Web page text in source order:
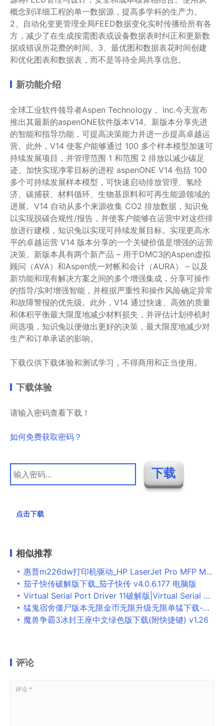
概念到详细工程的单一数据源，提高多学科的生产力。
2、自动化变更管理全局FEED数据变化实时传播给所有各
方，减少了在生成按需图表或设备数据表时纠正和更新数
据或错误所花费的时间。3、最优图和数据表花时间创建
和优化图表和数据表，而不是等待全局共享信息。
新功能介绍
全球工业软件领导者Aspen Technology， Inc.今天宣布
推出其最新的aspenONE软件版本V14。新版本分享先进
的智能和指导功能，可提高决策能力并进一步提高卓越运
营。此外，V14 使客户能够通过 100 多个样本模型加速可
持续发展项目，并管理范围 1 和范围 2 排放以减少碳足
迹。加快实现净零目标的进程 aspenONE V14 包括 100
多个可持续发展样本模型，可快速启动排放管理、氢经
济、碳捕获、材料循环、生物基原料和可再生能源领域的
进展。V14 自动从多个来源收集 CO2 排放数据，知识兔
以实现脱碳合规性/报告，并使客户能够在运营中对这些排
放进行建模，知识兔以实现可持续发展目标。实现更高水
平的卓越运营 V14 版本分享的一个关键价值是增强的运营
决策。新版本具有两个新产品 – 用于DMC3的Aspen虚拟
顾问（AVA）和Aspen统一对帐和会计（AURA） – 以及
新功能和现有解决方案之间的多个增强集成，分享可操作
的指导/实时增强智能，并根据严重性和操作风险确定异常
和故障警报的优先级。此外，V14 通过快速、高效的质量
和体积平衡最大限度地减少材料损失，并评估计划停机时
间选项，知识兔以便做出更好的决策，最大限度地减少对
生产和订单承诺的影响。
下载仅供下载体验和测试学习，不得商用和正当使用。
下载体验
请输入密码查看下载！
如何免费获取密码？
点击下载
相似推荐
惠普m226dw打印机驱动_HP LaserJet Pro MFP M226dw驱动下载
茄子快传破解版下载_茄子快传 v4.0.6.177 电脑版
Virtual Serial Port Driver 11破解版|Virtual Serial Port Driver Pro 11.0.1041激活版
猛鬼宿舍僵尸版本无限金币无限升级无限单猛下载-猛鬼宿舍僵尸版免广告无限钻石下载v1.0.2
魔兽争霸3冰封王座中文绿色版下载(附快捷键) v1.26
评论